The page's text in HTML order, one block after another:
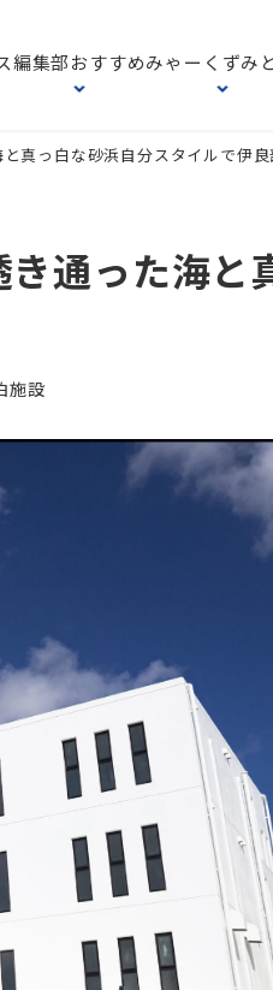
編集部おすすめみゃーくずみ
真っ白な砂浜自分スタイルで伊
通った海と
ー
施設